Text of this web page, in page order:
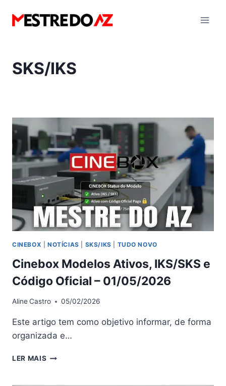
para
SKS/IKS
CINEBOX NOTÍCIAS SKS/IKS TUDO NOVO
Cinebox Modelos Ativos, IKS/SKS e
Código Oficial – 01/05/2026
AlineCastro 05/02/2026
Este artigo tem como objetivo informar, de forma
organizada e…
LER MAIS CINEBOX